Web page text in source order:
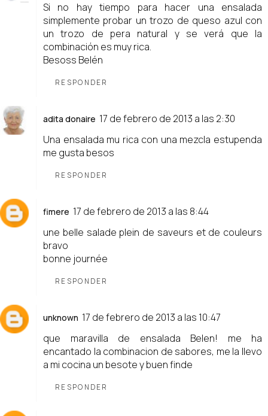
Si no hay tiempo para hacer una ensalada
simplemente probar un trozo de queso azul con
un trozo de pera natural y se verá que la
combinación es muy rica.
Besoss Belén
RESPONDER
adita donaire 17 de febrero de 2013 a las 2:30
Una ensalada mu rica con una mezcla estupenda
me gusta besos
RESPONDER
fimere 17 de febrero de 2013 a las 8:44
une belle salade plein de saveurs et de couleurs
bravo
bonne journée
RESPONDER
unknown 17 de febrero de 2013 a las 10:47
que maravilla de ensalada Belen! me ha
encantado la combinacion de sabores, me la llevo
a mi cocina un besote y buen finde
RESPONDER